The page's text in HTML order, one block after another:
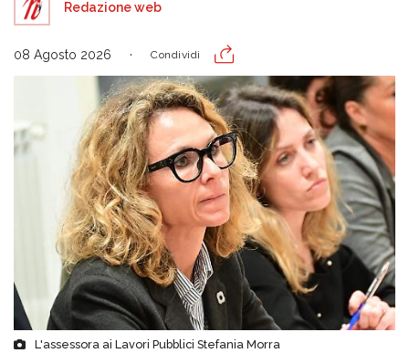
Redazione web
08 Agosto 2026 Condividi
L'assessora ai Lavori Pubblici Stefania Morra